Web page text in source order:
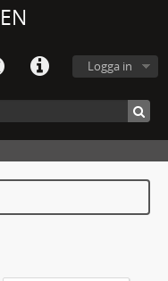
Logga in